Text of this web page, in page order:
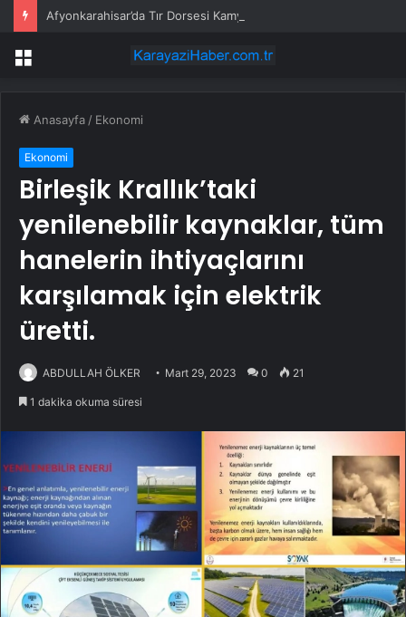
Afyonkarahisar’da Tır Dorsesi Kamyonetin Üzerine Devrildi
Menü
Anasayfa / Ekonomi
Ekonomi
Birleşik Krallık’taki
yenilenebilir kaynaklar, tüm
hanelerin ihtiyaçlarını
karşılamak için elektrik
üretti.
ABDULLAH ÖLKER Mart 29, 2023 0 21
1 dakika okuma süresi